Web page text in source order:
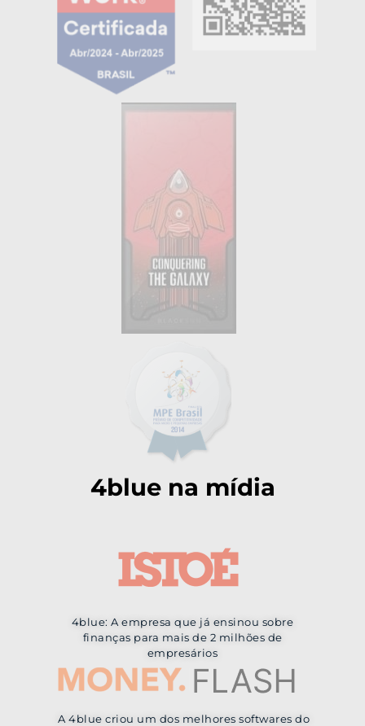
4blue na mídia
4blue: A empresa que já ensinou sobre
finanças para mais de 2 milhões de
empresários
A 4blue criou um dos melhores softwares do